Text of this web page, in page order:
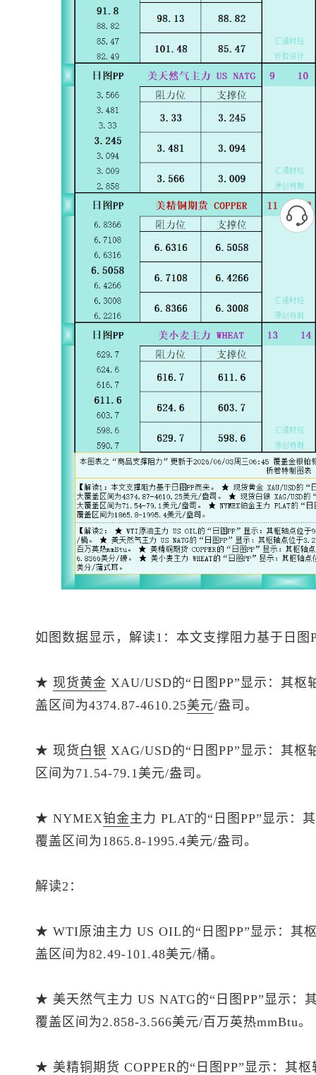
如图数据显示，解读1：本文支撑阻力基于日图
★ 现货黄金 XAU/USD的“日图PP”显示：其枢
盖区间为4374.87-4610.25美元/盎司。
★ 现货 白银 XAG/USD的“日图PP”显示：其
区间为71.54-79.1美元/盎司。
★ NYMEX铂金主力 PLAT的“日图PP”显示：
覆盖区间为1865.8-1995.4美元/盎司。
解读2：
★ WTI原油主力 US OIL的“日图PP”显示：其
盖区间为82.49-101.48美元/桶。
★ 美天然气主力 US NATG的“日图PP”显示：
覆盖区间为2.858-3.566美元/百万英热mmBtu。
★ 美精铜期货 COPPER的“日图PP”显示：其